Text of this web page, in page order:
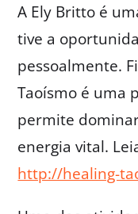
A Ely Britto é
tive a
pessoalmente.
Taoísmo é uma
permite
energia vital.
http://healing-